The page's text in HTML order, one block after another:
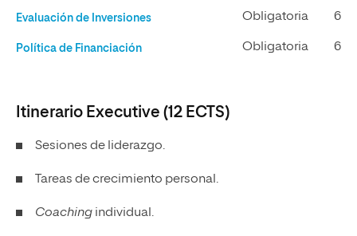
Evaluación de Inversiones Obligatoria 6
Política de Financiación Obligatoria 6
Itinerario Executive (12 ECTS)
Sesiones de liderazgo.
Tareas de crecimiento personal.
Coaching individual.